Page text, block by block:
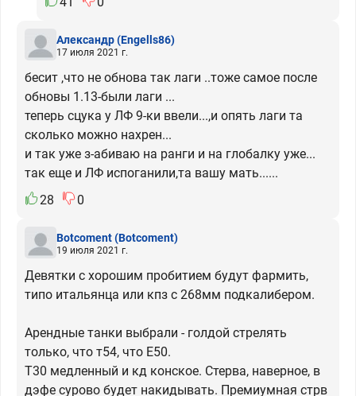
Александр(Engells86)
17 июля 2021 г.
бесит ,что не обнова так лаги ..тоже самое после
обновы 1.13-были лаги ...
теперь сцука у ЛФ 9-ки ввели...,и опять лаги та
сколько можно нахрен...
и так уже з-абиваю на ранги и на глобалку уже...
так еще и ЛФ испоганили,та вашу мать......
28
0
Botcoment(Botcoment)
19 июля 2021 г.
Девятки с хорошим пробитием будут фармить,
типо итальянца или кпз с 268мм подкалибером.
Арендные танки выбрали - голдой стрелять
только, что т54, что Е50.
Т30 медленный и кд конское. Стерва, наверное, в
дэфе сурово будет накидывать. Премиумная стрв